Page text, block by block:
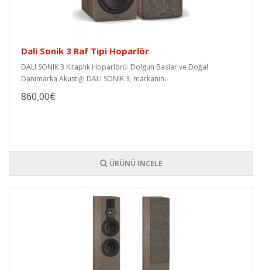
Dali Sonik 3 Raf Tipi Hoparlör
DALI SONIK 3 Kitaplık Hoparlörü: Dolgun Baslar ve Doğal
Danimarka Akustiği DALI SONIK 3, markanın..
860,00€
ÜRÜNÜ İNCELE